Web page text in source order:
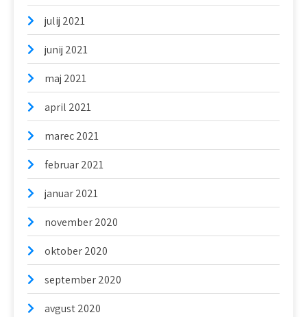
julij 2021
junij 2021
maj 2021
april 2021
marec 2021
februar 2021
januar 2021
november 2020
oktober 2020
september 2020
avgust 2020